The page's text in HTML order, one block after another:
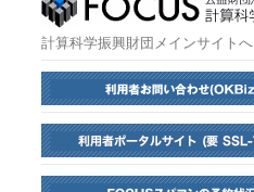
計算科学振興財団メインサイトへ